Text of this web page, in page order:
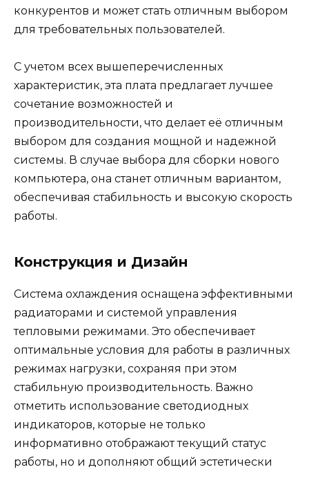
конкурентов и может стать отличным выбором
для требовательных пользователей.
С учетом всех вышеперечисленных
характеристик, эта плата предлагает лучшее
сочетание возможностей и
производительности, что делает её отличным
выбором для создания мощной и надежной
системы. В случае выбора для сборки нового
компьютера, она станет отличным вариантом,
обеспечивая стабильность и высокую скорость
работы.
Конструкция и Дизайн
Система охлаждения оснащена эффективными
радиаторами и системой управления
тепловыми режимами. Это обеспечивает
оптимальные условия для работы в различных
режимах нагрузки, сохраняя при этом
стабильную производительность. Важно
отметить использование светодиодных
индикаторов, которые не только
информативно отображают текущий статус
работы, но и дополняют общий эстетически